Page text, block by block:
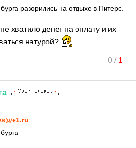
разорились на отдыхе в Питере.
хватило денег на оплату и их
натурой?
0/ 1